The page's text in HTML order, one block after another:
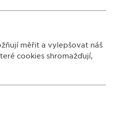
10
souhlas uživatele
měřit a vylepšovat náš
cookies shromažďují,